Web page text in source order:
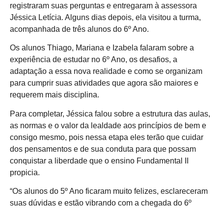
registraram suas perguntas e entregaram à assessora
Jéssica Letícia. Alguns dias depois, ela visitou a turma,
acompanhada de três alunos do 6º Ano.
Os alunos Thiago, Mariana e Izabela falaram sobre a
experiência de estudar no 6º Ano, os desafios, a
adaptação a essa nova realidade e como se organizam
para cumprir suas atividades que agora são maiores e
requerem mais disciplina.
Para completar, Jéssica falou sobre a estrutura das aulas,
as normas e o valor da lealdade aos princípios de bem e
consigo mesmo, pois nessa etapa eles terão que cuidar
dos pensamentos e de sua conduta para que possam
conquistar a liberdade que o ensino Fundamental II
propicia.
“Os alunos do 5º Ano ficaram muito felizes, esclareceram
suas dúvidas e estão vibrando com a chegada do 6º